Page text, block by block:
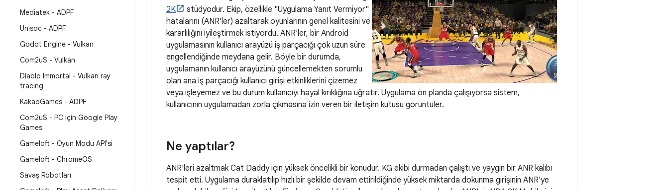
Mediatek - ADPF
Unisoc - ADPF
Godot Engine - Vulkan
Com2uS - Vulkan
Diablo Immortal - Vulkan ray
tracing
KakaoGames - ADPF
Com2uS - PC için Google Play
Games
Gameloft - Oyun Modu API'si
Gameloft - ChromeOS
Savaş Robotları
2K
stüdyodur. Ekip, özellikle "Uygulama Yanıt Vermiyor"
hatalarını (ANR'ler) azaltarak oyunlarının genel kalitesini ve
kararlılığını iyileştirmek istiyordu. ANR'ler, bir Android
uygulamasının kullanıcı arayüzü iş parçacığı çok uzun süre
engellendiğinde meydana gelir. Böyle bir durumda,
uygulamanın kullanıcı arayüzünü güncellemekten sorumlu
olan ana iş parçacığı kullanıcı girişi etkinliklerini çizemez
veya işleyemez ve bu durum kullanıcıyı hayal kırıklığına uğratır. Uygulama ön planda çalışıyorsa sistem,
kullanıcının uygulamadan zorla çıkmasına izin veren bir iletişim kutusu görüntüler.
Ne yaptılar?
ANR'leri azaltmak Cat Daddy için yüksek öncelikli bir konudur. KG ekibi durmadan çalıştı ve yaygın bir ANR kalıbı
tespit etti. Uygulama duraklatılıp hızlı bir şekilde devam ettirildiğinde yüksek miktarda dokunma girişinin ANR'ye